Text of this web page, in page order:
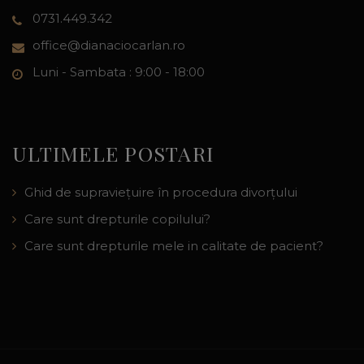
0731.449.342
office@dianaciocarlan.ro
Luni - Sambata : 9:00 - 18:00
ULTIMELE POSTARI
Ghid de supraviețuire în procedura divorțului
Care sunt drepturile copilului?
Care sunt drepturile mele in calitate de pacient?